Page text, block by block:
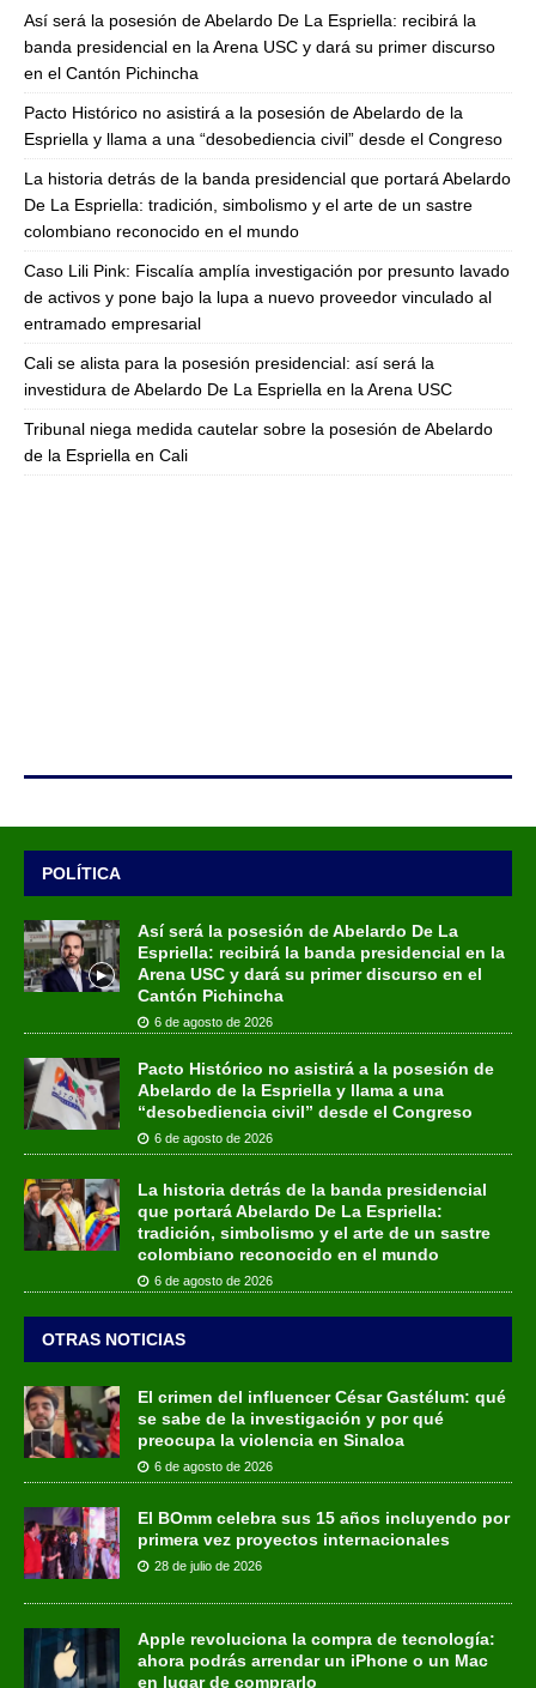
Así será la posesión de Abelardo De La Espriella: recibirá la
banda presidencial en la Arena USC y dará su primer discurso
en el Cantón Pichincha
Pacto Histórico no asistirá a la posesión de Abelardo de la
Espriella y llama a una “desobediencia civil” desde el Congreso
La historia detrás de la banda presidencial que portará Abelardo
De La Espriella: tradición, simbolismo y el arte de un sastre
colombiano reconocido en el mundo
Caso Lili Pink: Fiscalía amplía investigación por presunto lavado
de activos y pone bajo la lupa a nuevo proveedor vinculado al
entramado empresarial
Cali se alista para la posesión presidencial: así será la
investidura de Abelardo De La Espriella en la Arena USC
Tribunal niega medida cautelar sobre la posesión de Abelardo
de la Espriella en Cali
POLÍTICA
Así será la posesión de Abelardo De La
Espriella: recibirá la banda presidencial en la
Arena USC y dará su primer discurso en el
Cantón Pichincha
6 de agosto de 2026
Pacto Histórico no asistirá a la posesión de
Abelardo de la Espriella y llama a una
“desobediencia civil” desde el Congreso
6 de agosto de 2026
La historia detrás de la banda presidencial
que portará Abelardo De La Espriella:
tradición, simbolismo y el arte de un sastre
colombiano reconocido en el mundo
6 de agosto de 2026
OTRAS NOTICIAS
El crimen del influencer César Gastélum: qué
se sabe de la investigación y por qué
preocupa la violencia en Sinaloa
6 de agosto de 2026
El BOmm celebra sus 15 años incluyendo por
primera vez proyectos internacionales
28 de julio de 2026
Apple revoluciona la compra de tecnología:
ahora podrás arrendar un iPhone o un Mac
en lugar de comprarlo